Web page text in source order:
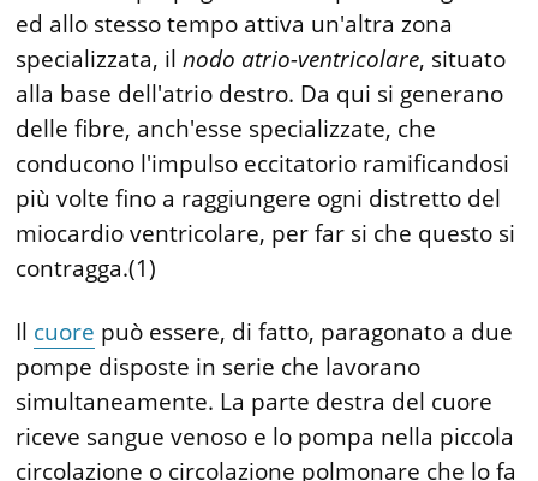
ed allo stesso tempo attiva un'altra zona
specializzata, ilnodo atrio-ventricolare, situato
alla base dell'atrio destro. Da qui si generano
delle fibre, anch'esse specializzate, che
conducono l'impulso eccitatorio ramificandosi
più volte fino a raggiungere ogni distretto del
miocardio ventricolare, per far si che questo si
contragga.(1)
Il cuore può essere, di fatto, paragonato a due
pompe disposte in serie che lavorano
simultaneamente. La parte destra del cuore
riceve sangue venoso e lo pompa nella piccola
circolazione o circolazione polmonare che lo fa